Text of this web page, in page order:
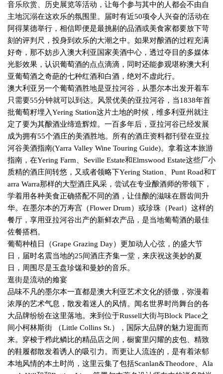
音乐欣赏、历史展览等活动，让每个参与其中的人都会不由自
主地沉溺在这欢乐的氛围里。届时有近50项令人兴奋的活动在
阿得莱德举行，相信即便是最挑剔的品酒或美食家都要放下苛
刻的评判尺，投身到欢乐的大潮之中。如果对酿酒的过程充满
好奇，那不妨步入澳大利亚国家美酒中心，透过夺目的多媒体
光影效果，认识葡萄酒的点点滴滴，同时还能参观堪称澳大利
亚葡萄酒之奇葩的七种红酒和白酒，绝对不虚此行。
澳大利亚另一个葡萄酒胜地是亚拉河谷，从墨尔本出发开着车
只需要55分钟就可以到达。风景优美的亚拉河谷，当1838年首
批葡萄籽埋入Yering Station这片土地的时候，维多利亚州就注
定了要为其酿酒业缔造辉煌。一百多年后，亚拉河谷已经发展
成为拥有55个酒庄的美酒胜地。所有的酒庄资料都刊登在亚拉
河谷美酒指南(Yarra Valley Wine Touring Guide)。拿着这本旅游
指南，在Yering Farm、 Seville Estate和Elmswood Estate这些厂小
质精的酒庄间转悠，又或者领略下Yering Station、 Punt Road和T
arra Warra那样的大型酒庄风采，尝试在专业酿酒师的带领下，
学着用各种美食正确搭配不同的酒，让佳酿的滋味在唇齿间升
华。在墨尔本的万寿宫（Flower Drum）或珍珠（Pearl）这样的
餐厅，享用亚拉河谷出产的新鲜农产品，是当地葡萄酒的最佳
佐餐搭档。
葡萄种植日（Grape Grazing Day）更加动人心弦，的盛大节
日，届时名震当地的25间酒庄齐集一堂，来庆祝这美妙的夏
日，周围尽是玉盘珍馐和曼妙的音乐。
逛街是流动的飨宴
品味不凡的墨尔本一直都是澳大利亚艺术文化的骄傲，弥漫着
浓厚的艺术气息，散发着迷人的风情。闻名世界时尚舞台的各
大品牌纷纷在这里落地。来到位于Russell大街与Block Place之
间小柯林斯街 （Little Collins St.），国际大品牌的魅力迎面而
来。穿梭于栉此鳞比的精品店之间，橱窗里闪耀的皮包、精致
的鞋履都散发着诱人的吸引力。而更让人流连的，是有着浓郁
本地风情的本土时尚，这里云集了包括Scanlan&Theodore、 Ala